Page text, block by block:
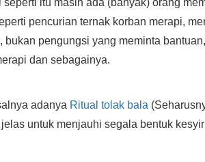
itu masih ada (banyak) orang
pencurian ternak korban merapi,
pengungsi yang meminta
dan sebagainya.
adanya Ritual tolak bala
untuk menjauhi segala bentuk